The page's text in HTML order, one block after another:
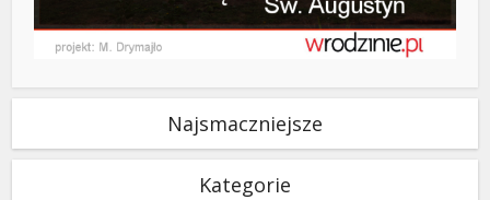
Najsmaczniejsze
Kategorie